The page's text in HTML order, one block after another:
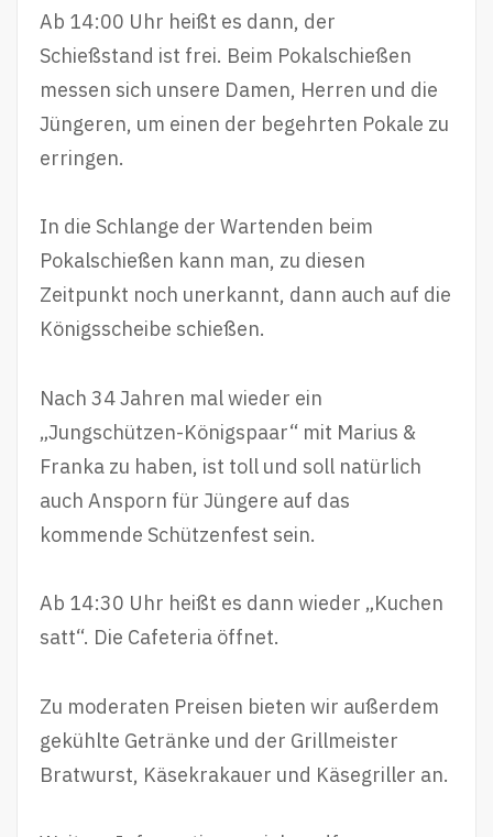
Ab 14:00 Uhr heißt es dann, der
Schießstand ist frei. Beim Pokalschießen
messen sich unsere Damen, Herren und die
Jüngeren, um einen der begehrten Pokale zu
erringen.
In die Schlange der Wartenden beim
Pokalschießen kann man, zu diesen
Zeitpunkt noch unerkannt, dann auch auf die
Königsscheibe schießen.
Nach 34 Jahren mal wieder ein
„Jungschützen-Königspaar“ mit Marius &
Franka zu haben, ist toll und soll natürlich
auch Ansporn für Jüngere auf das
kommende Schützenfest sein.
Ab 14:30 Uhr heißt es dann wieder „Kuchen
satt“. Die Cafeteria öffnet.
Zu moderaten Preisen bieten wir außerdem
gekühlte Getränke und der Grillmeister
Bratwurst, Käsekrakauer und Käsegriller an.